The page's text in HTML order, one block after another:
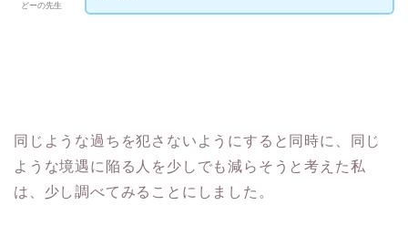
どーの先生
同じような過ちを犯さないようにすると同時に、同じ
ような境遇に陥る人を少しでも減らそうと考えた私
は、少し調べてみることにしました。